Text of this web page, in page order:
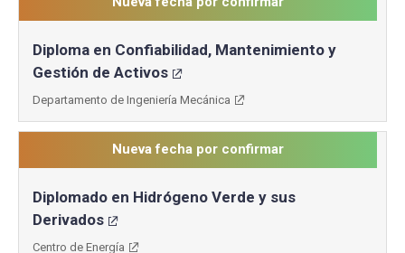
Diploma en Confiabilidad, Mantenimiento y
Gestión de Activos
Departamento de Ingeniería Mecánica
Nueva fecha por confirmar
Diplomado en Hidrógeno Verde y sus
Derivados
Centro de Energía